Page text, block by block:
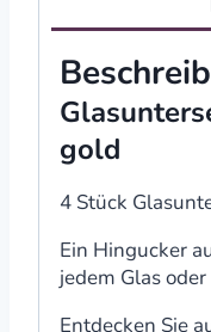
gold
4 Stück
Ein Hingucker
jedem Glas oder
Entdecken Sie